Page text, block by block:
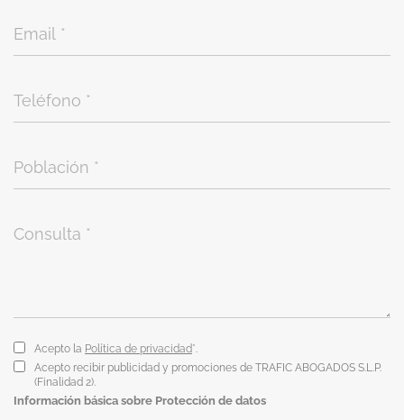
Acepto la Política de privacidad*.
Acepto recibir publicidad y promociones de TRAFIC ABOGADOS S.L.P.
(Finalidad 2).
Información básica sobre Protección de datos